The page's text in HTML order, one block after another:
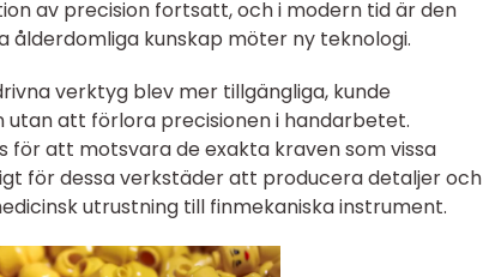
av precision fortsatt, och i modern tid är den
ålderdomliga kunskap möter ny teknologi.
verktyg blev mer tillgängliga, kunde
utan att förlora precisionen i handarbetet.
för att motsvara de exakta kraven som vissa
för dessa verkstäder att producera detaljer och
utrustning till finmekaniska instrument.